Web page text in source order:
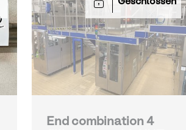
Geschlossen
End combination 4